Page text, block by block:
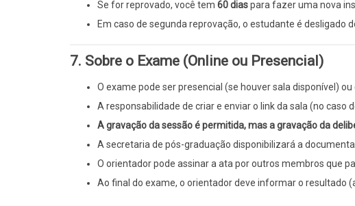
Se for reprovado, você tem 60 diaspara fazer uma nova
Em caso de segunda reprovação, o estudante é desligado
7. Sobre o Exame (Online ou Presencial)
O exame pode ser presencial (se houver sala disponível) ou
A responsabilidade de criar e enviar o link da sala (no
A gravação da sessão é permitida, mas a gravação da
A secretaria de pós-graduação disponibilizará a
O orientador pode assinar a ata por outros membros que
Ao final do exame, o orientador deve informar o resultado